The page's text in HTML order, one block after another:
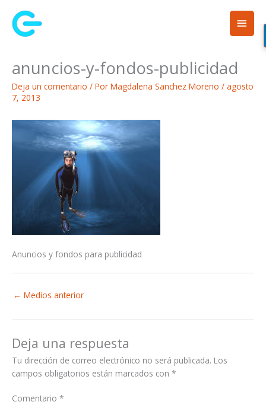
contenido
anuncios-y-fondos-publicidad
Deja un comentario / Por Magdalena Sanchez Moreno / agosto
7, 2013
Anuncios y fondos para publicidad
← Medios anterior
Deja una respuesta
Tu dirección de correo electrónico no será publicada. Los
campos obligatorios están marcados con *
Comentario *